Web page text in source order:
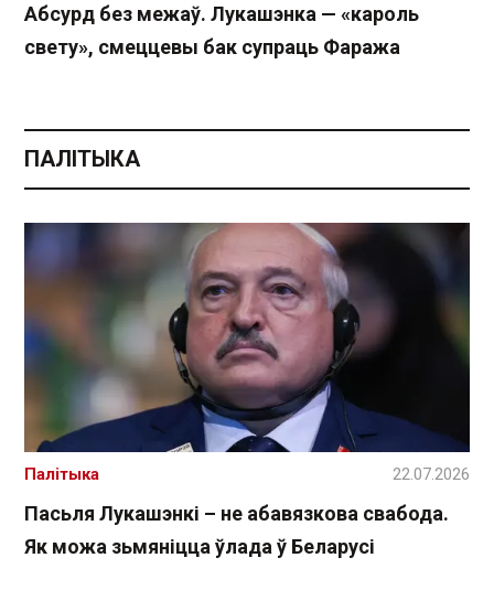
Абсурд без межаў. Лукашэнка — «кароль
свету», смеццевы бак супраць Фаража
ПАЛІТЫКА
Пасьля Лукашэнкі – не абавязкова свабода.
Як можа зьмяніцца ўлада ў Беларусі
Палітыка 22.07.2026